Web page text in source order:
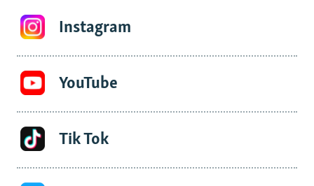
Instagram
YouTube
Tik Tok